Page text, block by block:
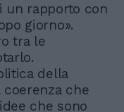
un rapporto con
giorno».
tra le
della
che
che sono